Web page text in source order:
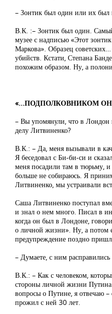
– Зонтик был один или их был
В.К. :– Зонтик был один.
музее с надписью «Этот
Маркова». Образец
убийств. Кстати, Степана
похожим образом. Ну, а
«...ПОДПОЛКОВНИКОМ ОН
– Вы упомянули, что в Лондон
делу Литвиненко?
В.К.: – Да, меня вызывали в
Я беседовал с Би-би-си и
меня посадили там в тюрьму,
больше не собираюсь. Я
Литвиненко, мы устраивали
Саша Литвиненко поступал
и знал о нем много. Писал в
когда он был в Лондоне,
о личной жизни». Ну, а потом
предупреждение поздно
– Думаете, с ним расправились
В.К.: – Как с человеком,
стороны личной жизни
вопросы о Путине, я отвечаю
прожил с ней 30 лет.